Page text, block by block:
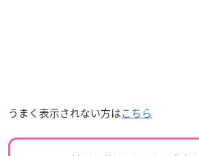
うまく表示されない方はこちら